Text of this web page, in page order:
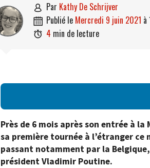
 par Kathy De Schrijver
 publié le mercredi 9 juin 2021 à
 4 min de lecture
Près de 6 mois après son entrée à
sa première tournée à l’étranger ce
passant notamment par la
président Vladimir Poutine.